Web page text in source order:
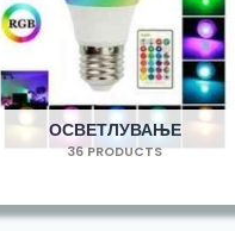
ОСВЕТЛУВАЊЕ
36 PRODUCTS